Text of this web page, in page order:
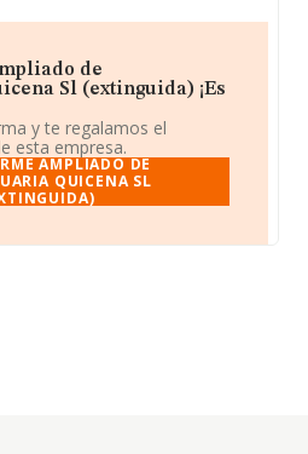
de
Sl (extinguida) ¡Es
y te regalamos el
esta empresa.
AMPLIADO DE
QUICENA SL